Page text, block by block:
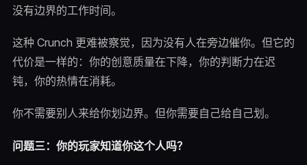
没有边界的工作时间。
这种 Crunch 更难被察觉，因为没有人在旁边催你。但它的
代价是一样的：你的创意质量在下降，你的判断力在迟
钝，你的热情在消耗。
你不需要别人来给你划边界。但你需要自己给自己划。
问题三：你的玩家知道你这个人吗？